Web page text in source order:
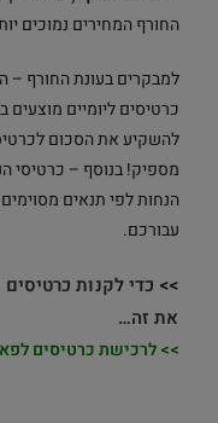
החורף המחירים נמוכים
למבקרים בעונת החורף –
כרטיסים ליומיים
להשקיע את הסכום
מספיק! בנוסף – כרטיסי
הנחות לפי תנאים
עבורכם.
>> כדי לקנות
את זה…
>>לרכישת כרטיסים